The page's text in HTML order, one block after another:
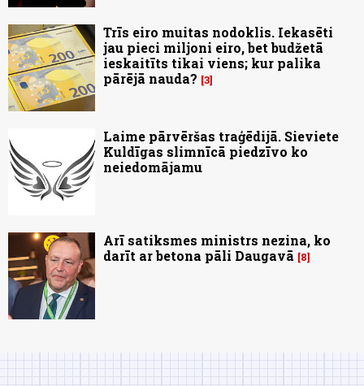
Trīs eiro muitas nodoklis. Iekasēti
jau pieci miljoni eiro, bet budžetā
ieskaitīts tikai viens; kur palika
pārējā nauda? 3
Laime pārvēršas traģēdijā. Sieviete
Kuldīgas slimnīcā piedzīvo ko
neiedomājamu
Arī satiksmes ministrs nezina, ko
darīt ar betona pāli Daugavā
8